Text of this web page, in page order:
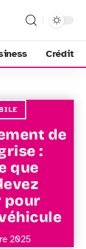
Crédit
de
:
que
pour
2025